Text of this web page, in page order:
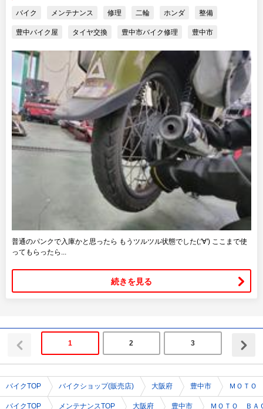
バイク メンテナンス 修理 二輪 ホンダ 整備
豊中バイク屋 タイヤ交換 豊中市バイク修理 豊中市
普通のパンクで入庫かと思ったら もうツルツル状態でした(;'∀') ここまで使
ってもらったら...
続きを見る
1 2 3
バイクTOP バイクショップ(販売店) 大阪府 豊中市 ＭＯＴＯ
バイクTOP メンテナンスTOP 大阪府 豊中市 ＭＯＴＯ ＢＡ